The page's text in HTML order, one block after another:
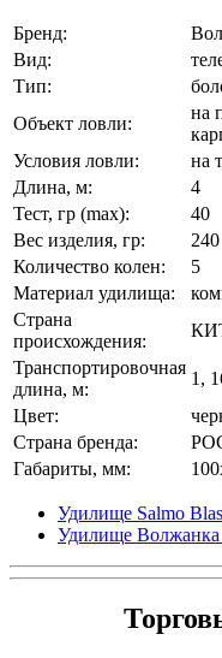
Бренд:
Вид:
Тип:
Объект ловли:
на
Условия ловли:
на
Длина, м:
4
Тест, гр (max):
40
Вес изделия, гр:
240
Количество колен:
5
Материал удилища:
Страна
происхождения:
Транспортировочная
длина, м:
1,
Цвет:
Страна бренда:
Габариты, мм:
Удилище Salmo
Удилище